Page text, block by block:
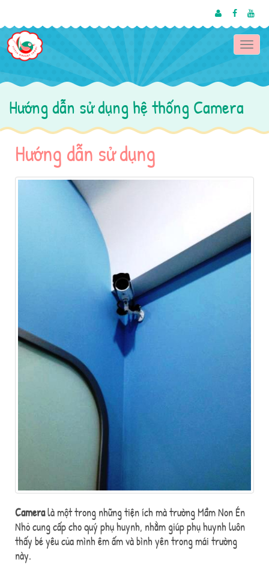
Toggle
Hướng dẫn sử dụng hệ thống Camera
Hướng dẫn sử dụng
Cameralà một trong những tiện ích mà trường Mầm Non Én
Nhỏ cung cấp cho quý phụ huynh, nhằm giúp phụ huynh luôn
thấy bé yêu của mình êm ấm và bình yên trong mái trường
này.